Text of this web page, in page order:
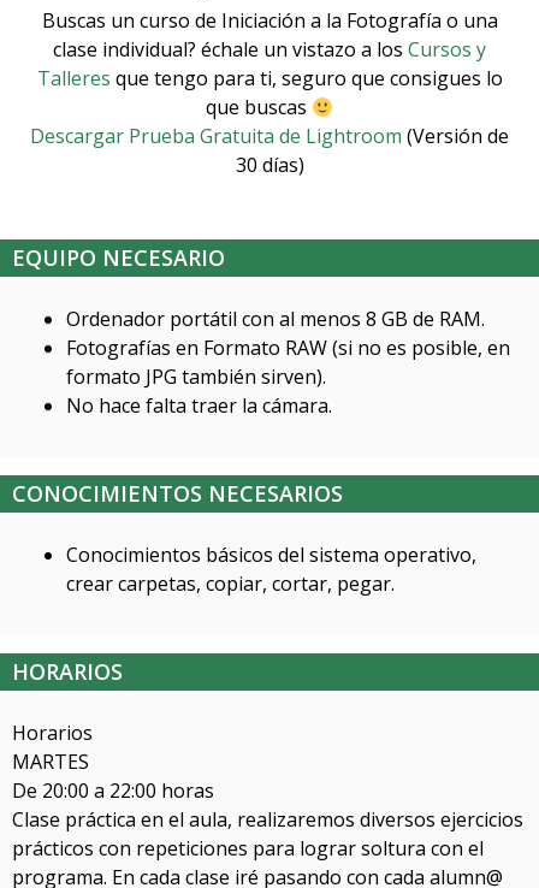
Buscas un curso de Iniciación a la Fotografía o una
clase individual? échale un vistazo a los Cursos y
Talleres que tengo para ti, seguro que consigues lo
que buscas
Descargar Prueba Gratuita de Lightroom (Versión de
30 días)
EQUIPO NECESARIO
Ordenador portátil con al menos 8 GB de RAM.
Fotografías en Formato RAW (si no es posible, en
formato JPG también sirven).
No hace falta traer la cámara.
CONOCIMIENTOS NECESARIOS
Conocimientos básicos del sistema operativo,
crear carpetas, copiar, cortar, pegar.
HORARIOS
Horarios
MARTES
De 20:00 a 22:00 horas
Clase práctica en el aula, realizaremos diversos ejercicios
prácticos con repeticiones para lograr soltura con el
programa. En cada clase iré pasando con cada alumn@